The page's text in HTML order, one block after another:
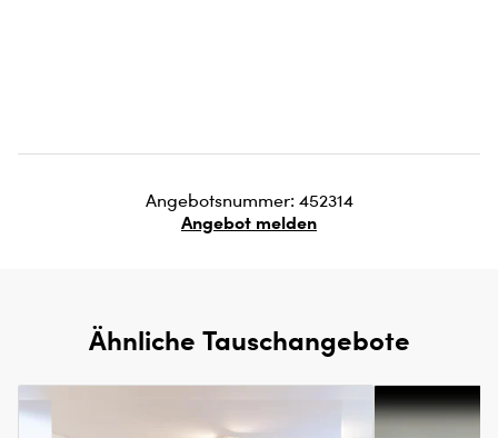
Angebotsnummer: 452314
Angebot melden
Ähnliche Tauschangebote